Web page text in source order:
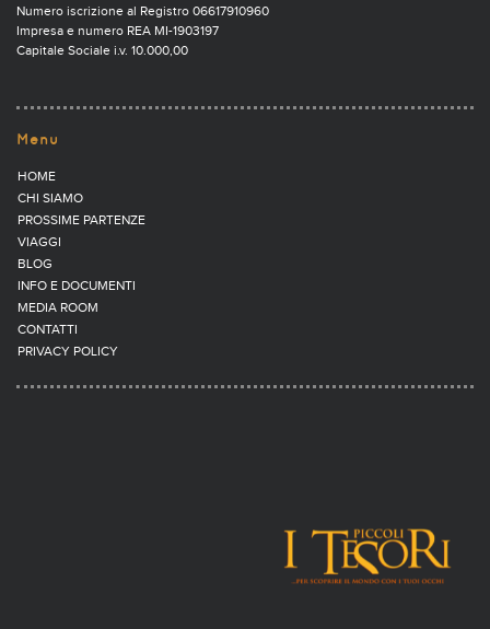
Numero iscrizione al Registro 06617910960
Impresa e numero REA MI-1903197
Capitale Sociale i.v. 10.000,00
Menu
HOME
CHI SIAMO
PROSSIME PARTENZE
VIAGGI
BLOG
INFO E DOCUMENTI
MEDIA ROOM
CONTATTI
PRIVACY POLICY